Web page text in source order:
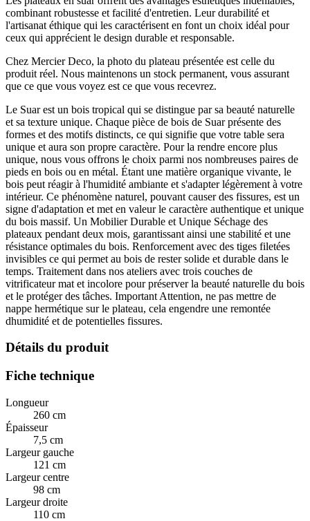
combinant robustesse et facilité d'entretien. Leur durabilité et
l'artisanat éthique qui les caractérisent en font un choix idéal pour
ceux qui apprécient le design durable et responsable.
Chez Mercier Deco, la photo du plateau présentée est celle du
produit réel. Nous maintenons un stock permanent, vous assurant
que ce que vous voyez est ce que vous recevrez.
Le Suar est un bois tropical qui se distingue par sa beauté naturelle
et sa texture unique. Chaque pièce de bois de Suar présente des
formes et des motifs distincts, ce qui signifie que votre table sera
unique et aura son propre caractère. Pour la rendre encore plus
unique, nous vous offrons le choix parmi nos nombreuses paires de
pieds en bois ou en métal. Étant une matière organique vivante, le
bois peut réagir à l'humidité ambiante et s'adapter légèrement à votre
intérieur. Ce phénomène naturel, pouvant causer des fissures, est un
signe d'adaptation et met en valeur le caractère authentique et unique
du bois massif. Un Mobilier Durable et Unique Séchage des
plateaux pendant deux mois, garantissant ainsi une stabilité et une
résistance optimales du bois. Renforcement avec des tiges filetées
invisibles ce qui permet au bois de rester solide et durable dans le
temps. Traitement dans nos ateliers avec trois couches de
vitrificateur mat et incolore pour préserver la beauté naturelle du bois
et le protéger des tâches. Important Attention, ne pas mettre de
nappe hermétique sur le plateau, cela engendre une remontée
dhumidité et de potentielles fissures.
Détails du produit
Fiche technique
Longueur
260 cm
Épaisseur
7,5 cm
Largeur gauche
121 cm
Largeur centre
98 cm
Largeur droite
110 cm